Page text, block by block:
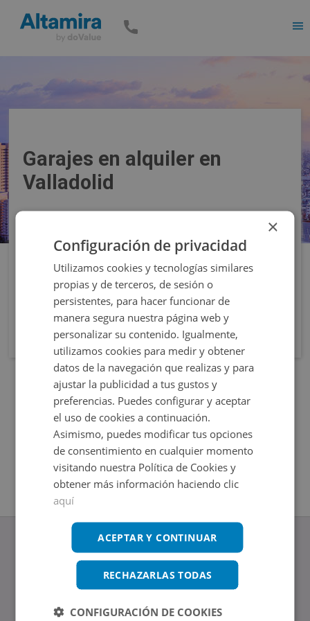
Garajes en alquiler en
Valladolid
Filtros
www.altamirainmuebles.com
Edificio Skylight
Avenida de Manoteras 14-16, 28050, Madrid
×
Configuración de privacidad
Utilizamos cookies y tecnologías similares
propias y de terceros, de sesión o
persistentes, para hacer funcionar de
manera segura nuestra página web y
personalizar su contenido. Igualmente,
utilizamos cookies para medir y obtener
datos de la navegación que realizas y para
ajustar la publicidad a tus gustos y
preferencias. Puedes configurar y aceptar
el uso de cookies a continuación.
Asimismo, puedes modificar tus opciones
de consentimiento en cualquier momento
visitando nuestra Política de Cookies y
obtener más información haciendo clic
aquí
ACEPTAR Y CONTINUAR
RECHAZARLAS TODAS
CONFIGURACIÓN DE COOKIES